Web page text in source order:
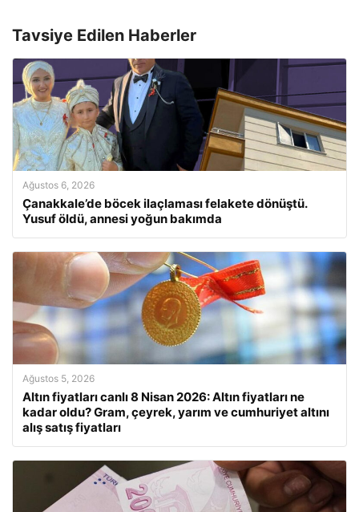
Tavsiye Edilen Haberler
Ağustos 6, 2026
Çanakkale’de böcek ilaçlaması felakete dönüştü.
Yusuf öldü, annesi yoğun bakımda
Ağustos 5, 2026
Altın fiyatları canlı 8 Nisan 2026: Altın fiyatları ne
kadar oldu? Gram, çeyrek, yarım ve cumhuriyet altını
alış satış fiyatları